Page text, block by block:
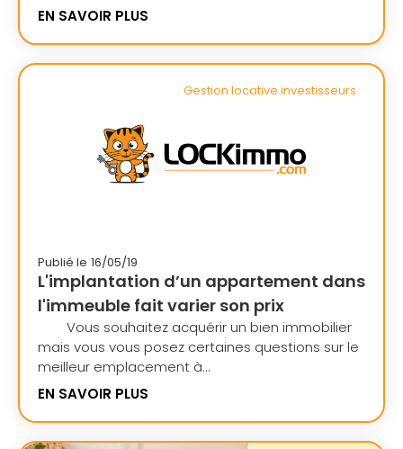
EN SAVOIR PLUS
Gestion locative investisseurs
Publié le 16/05/19
L'implantation d’un appartement dans
l'immeuble fait varier son prix
Vous souhaitez acquérir un bien immobilier
mais vous vous posez certaines questions sur le
meilleur emplacement à...
EN SAVOIR PLUS